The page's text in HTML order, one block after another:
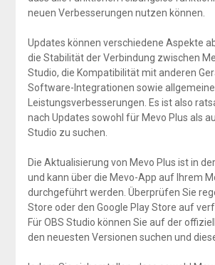
neuen Verbesserungen nutzen können.
Updates können verschiedene Aspekte
die Stabilität der Verbindung zwischen
Studio, die Kompatibilität mit anderen
Software-Integrationen sowie allgemeine
Leistungsverbesserungen. Es ist also
nach Updates sowohl für Mevo Plus als
Studio zu suchen.
Die Aktualisierung von Mevo Plus ist in
und kann über die Mevo-App auf Ihrem
durchgeführt werden. Überprüfen Sie
Store oder den Google Play Store auf
Für OBS Studio können Sie auf der
den neuesten Versionen suchen und